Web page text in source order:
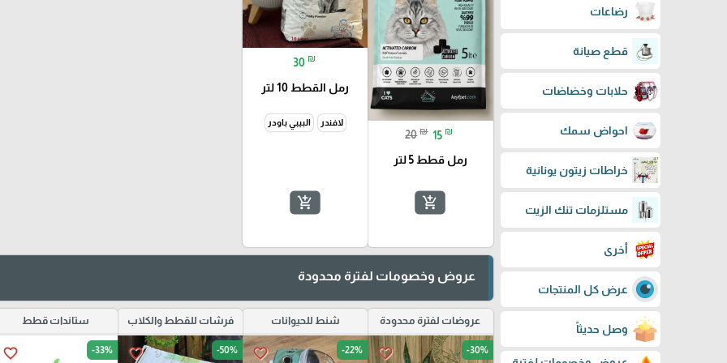
رضاعات
قطع صيانة
حلابات وخضاضات
احواض سمك
خراطات زيتون يونانية
مستلزمات تنك الزيت
أخرى
عرض كل المنتجات
وصل حديثاً
20 ₪ 15 ₪
رمل قطط 5 لتر
add_shopping_cart
30 ₪
رمل القطط 10 لتر
لافندر البيبي باودر
add_shopping_cart
عروض وخصومات لفترة محدودة
عروضات لفترة محدودة
favorite_border -30%
شنط للحيوانات
favorite_border -22%
فرشات للقطط والكلاب
favorite_border -50%
ستاندات قطط
favorite_border -33%